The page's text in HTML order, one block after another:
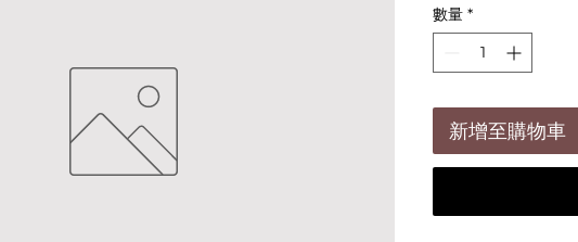
數量 *
新增至購物車